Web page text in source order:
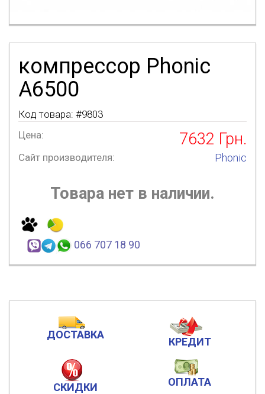
компрессор Phonic
A6500
Код товара: #9803
Цена:
7632 Грн.
Сайт производителя: Phonic
Товара нет в наличии.
066 707 18 90
ДОСТАВКА
КРЕДИТ
СКИДКИ ОПЛАТА